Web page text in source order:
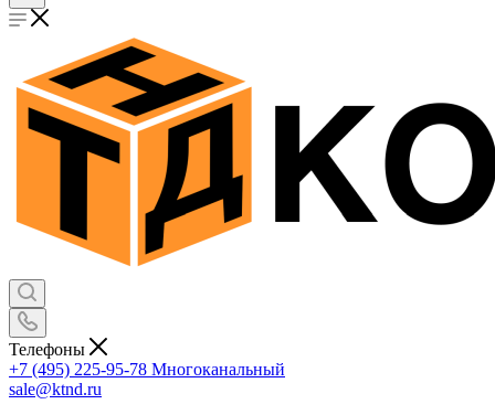
Телефоны
+7 (495) 225-95-78 Многоканальный
sale@ktnd.ru